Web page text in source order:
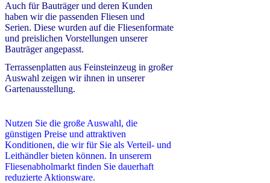
Auch für Bauträger und deren Kunden
haben wir die passenden Fliesen und
Serien. Diese wurden auf die Fliesenformate
und preislichen Vorstellungen unserer
Bauträger angepasst.
Terrassenplatten aus Feinsteinzeug in großer
Auswahl zeigen wir ihnen in unserer
Gartenausstellung.
Nutzen Sie die große Auswahl, die
günstigen Preise und attraktiven
Konditionen, die wir für Sie als Verteil- und
Leithändler bieten können. In unserem
Fliesenabholmarkt finden Sie dauerhaft
reduzierte Aktionsware.